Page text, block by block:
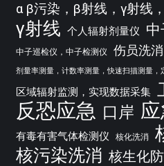
α β污染，β射线，γ射线
γ射线 个人辐射剂量仪 中
中子巡检仪，中子检测仪 伤员洗消
剂量率测量，计数率测量，快速扫描测量，
区域辐射监测，实现数据采集
反恐应急 口岸
有毒有害气体检测仪
核化洗消
核污染洗消 核生化